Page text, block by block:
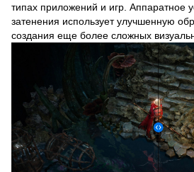
типах приложений и игр. Аппаратное
затенения использует улучшенную
создания еще более сложных